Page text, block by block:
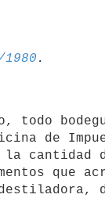
todo
de
cantidad
que